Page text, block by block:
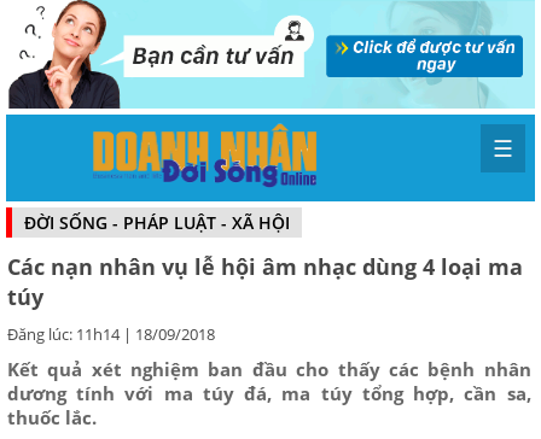
☰
ĐỜI SỐNG - PHÁP LUẬT - XÃ HỘI
Các nạn nhân vụ lễ hội âm nhạc dùng 4 loại ma
túy
Đăng lúc: 11h14 | 18/09/2018
Kết quả xét nghiệm ban đầu cho thấy các bệnh nhân
dương tính với ma túy đá, ma túy tổng hợp, cần sa,
thuốc lắc.